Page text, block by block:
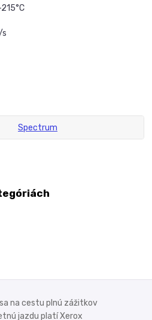
Spectrum